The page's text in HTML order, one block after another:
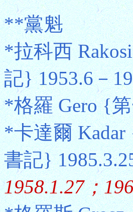
**黨魁
*拉科西
記} 1953.6－
*格羅 Gero {
*卡達爾 Kadar
書記}
1958.1.27；